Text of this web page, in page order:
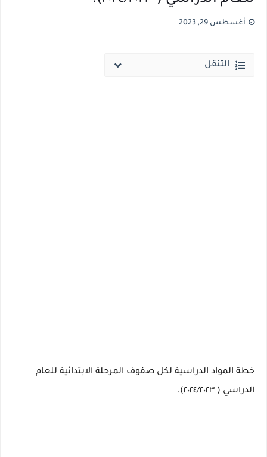
قائمة أسماء بجميع الجامعات الخاصه والأهلية والحكومية والاجنبية المعتمدة من وزارة التعليم العالي للعام الجامعي 2026/ 2027 أغسطس 29, 2023
التنقل
خطة المواد الدراسية لكل صفوف المرحلة الابتدائية للعام
الدراسي ( ٢٠٢٤/٢٠٢٣).